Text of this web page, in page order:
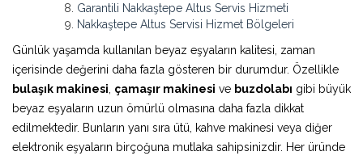
Garantili Nakkaştepe Altus Servis Hizmeti
Nakkaştepe Altus Servisi Hizmet Bölgeleri
Günlük yaşamda kullanılan beyaz eşyaların kalitesi, zaman
içerisinde değerini daha fazla gösteren bir durumdur. Özellikle
bulaşık makinesi çamaşır makinesi ve buzdolabı gibi büyük
beyaz eşyaların uzun ömürlü olmasına daha fazla dikkat
edilmektedir. Bunların yanı sıra ütü, kahve makinesi veya diğer
elektronik eşyaların birçoğuna mutlaka sahipsinizdir. Her üründe